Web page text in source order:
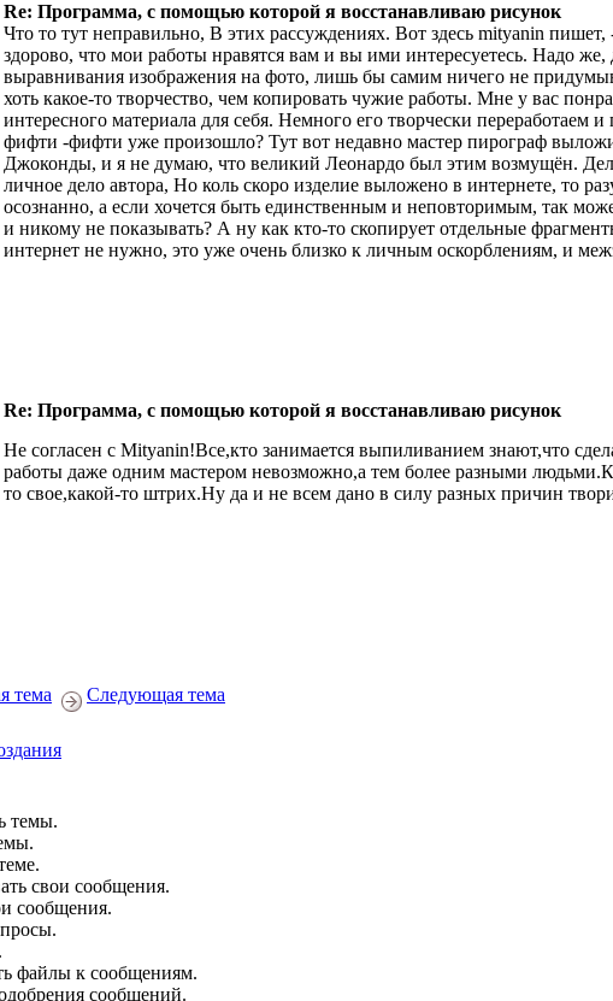
Re: Программа, с помощью которой я восстанавливаю рисунок
Что то тут неправильно, В этих рассуждениях. Вот здесь mityanin
здорово, что мои работы нравятся вам и вы ими интересуетесь. Надо
выравнивания изображения на фото, лишь бы самим ничего не
хоть какое-то творчество, чем копировать чужие работы. Мне у вас
интересного материала для себя. Немного его творчески переработаем
фифти -фифти уже произошло? Тут вот недавно мастер пирограф
Джоконды, и я не думаю, что великий Леонардо был этим возмущён.
личное дело автора, Но коль скоро изделие выложено в интернете, то
осознанно, а если хочется быть единственным и неповторимым, так
и никому не показывать? А ну как кто-то скопирует отдельные
интернет не нужно, это уже очень близко к личным оскорблениям, и
Re: Программа, с помощью которой я восстанавливаю рисунок
Не согласен с Mityanin!Все,кто занимается выпиливанием знают,что
работы даже одним мастером невозможно,а тем более разными
то свое,какой-то штрих.Ну да и не всем дано в силу разных причин
тема Следующая тема
темы.
свои сообщения.
сообщения.
файлы к сообщениям.
сообщений.